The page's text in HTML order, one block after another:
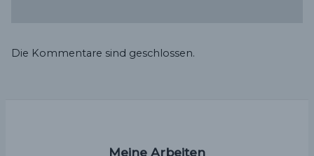
Die Kommentare sind geschlossen.
Meine Arbeiten